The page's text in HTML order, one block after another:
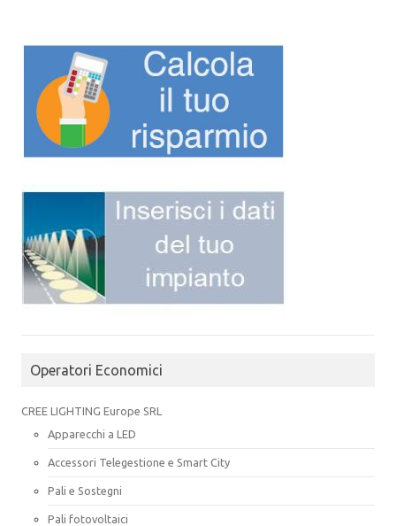
Operatori Economici
CREE LIGHTING Europe SRL
Apparecchi a LED
Accessori Telegestione e Smart City
Pali e Sostegni
Pali fotovoltaici